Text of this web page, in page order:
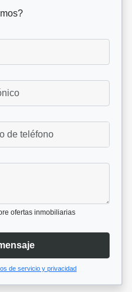
ofertas inmobiliarias
de servicio y privacidad